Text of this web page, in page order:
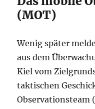
(MOT)
Wenig später
aus dem
Kiel vom
taktischen
Observationsteam